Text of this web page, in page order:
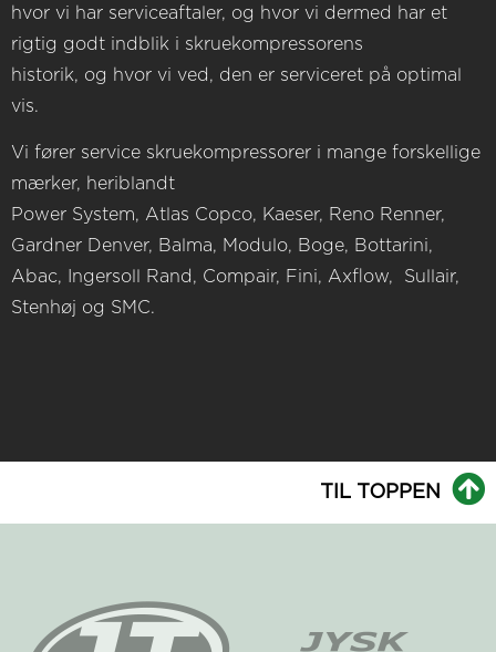
hvor vi har serviceaftaler, og hvor vi dermed har et
rigtig godt indblik i skruekompressorens
historik, og hvor vi ved, den er serviceret på optimal
vis.
Vi fører service skruekompressorer i mange forskellige
mærker, heriblandt
Power System, Atlas Copco, Kaeser, Reno Renner,
Gardner Denver, Balma, Modulo, Boge, Bottarini,
Abac, Ingersoll Rand, Compair, Fini, Axflow, Sullair,
Stenhøj og SMC.
TIL TOPPEN